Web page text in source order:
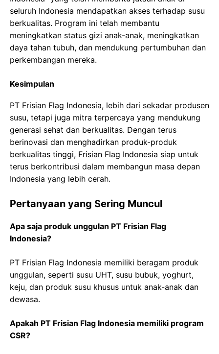
seluruh Indonesia mendapatkan akses terhadap susu
berkualitas. Program ini telah membantu
meningkatkan status gizi anak-anak, meningkatkan
daya tahan tubuh, dan mendukung pertumbuhan dan
perkembangan mereka.
Kesimpulan
PT Frisian Flag Indonesia, lebih dari sekadar produsen
susu, tetapi juga mitra terpercaya yang mendukung
generasi sehat dan berkualitas. Dengan terus
berinovasi dan menghadirkan produk-produk
berkualitas tinggi, Frisian Flag Indonesia siap untuk
terus berkontribusi dalam membangun masa depan
Indonesia yang lebih cerah.
Pertanyaan yang Sering Muncul
Apa saja produk unggulan PT Frisian Flag
Indonesia?
PT Frisian Flag Indonesia memiliki beragam produk
unggulan, seperti susu UHT, susu bubuk, yoghurt,
keju, dan produk susu khusus untuk anak-anak dan
dewasa.
Apakah PT Frisian Flag Indonesia memiliki program
CSR?